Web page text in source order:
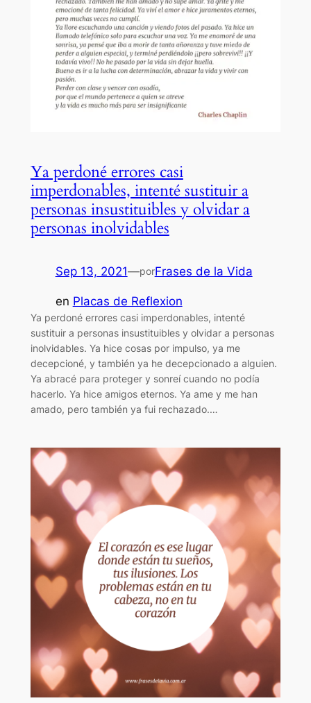
Ya perdoné errores casi
imperdonables, intenté sustituir a
personas insustituibles y olvidar a
personas inolvidables
Sep 13, 2021—porFrases de la Vida
en Placas de Reflexion
Ya perdoné errores casi imperdonables, intenté
sustituir a personas insustituibles y olvidar a personas
inolvidables. Ya hice cosas por impulso, ya me
decepcioné, y también ya he decepcionado a alguien.
Ya abracé para proteger y sonreí cuando no podía
hacerlo. Ya hice amigos eternos. Ya ame y me han
amado, pero también ya fui rechazado.…